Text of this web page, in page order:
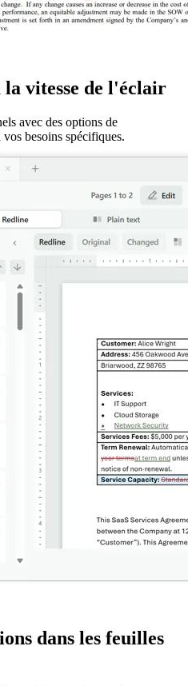
la vitesse de l'éclair
avec des options de
besoins spécifiques.
dans les feuilles